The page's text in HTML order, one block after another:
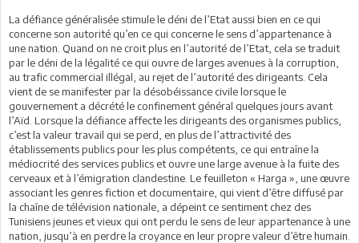
La défiance généralisée stimule le déni de l’Etat aussi bien en ce qui
concerne son autorité qu’en ce qui concerne le sens d’appartenance à
une nation. Quand on ne croit plus en l’autorité de l’Etat, cela se traduit
par le déni de la légalité ce qui ouvre de larges avenues à la corruption,
au trafic commercial illégal, au rejet de l’autorité des dirigeants. Cela
vient de se manifester par la désobéissance civile lorsque le
gouvernement a décrété le confinement général quelques jours avant
l’Aïd. Lorsque la défiance affecte les dirigeants des organismes publics,
c’est la valeur travail qui se perd, en plus de l’attractivité des
établissements publics pour les plus compétents, ce qui entraîne la
médiocrité des services publics et ouvre une large avenue à la fuite des
cerveaux et à l’émigration clandestine. Le feuilleton « Harga », une œuvre
associant les genres fiction et documentaire, qui vient d’être diffusé par
la chaîne de télévision nationale, a dépeint ce sentiment chez des
Tunisiens jeunes et vieux qui ont perdu le sens de leur appartenance à une
nation, jusqu’à en perdre la croyance en leur propre valeur d’être humain.